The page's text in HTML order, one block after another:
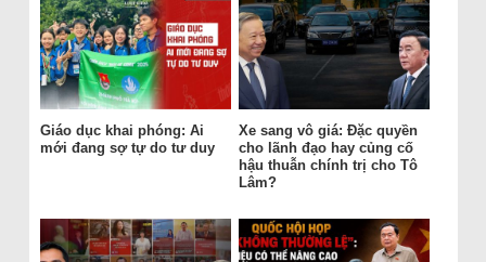
Giáo dục khai phóng: Ai
mới đang sợ tự do tư duy
Xe sang vô giá: Đặc quyền
cho lãnh đạo hay củng cố
hậu thuẫn chính trị cho Tô
Lâm?